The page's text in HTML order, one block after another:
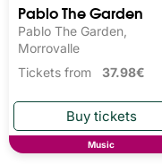
Pablo The Garden
Pablo The Garden,
Morrovalle
Tickets from 37.98€
Music